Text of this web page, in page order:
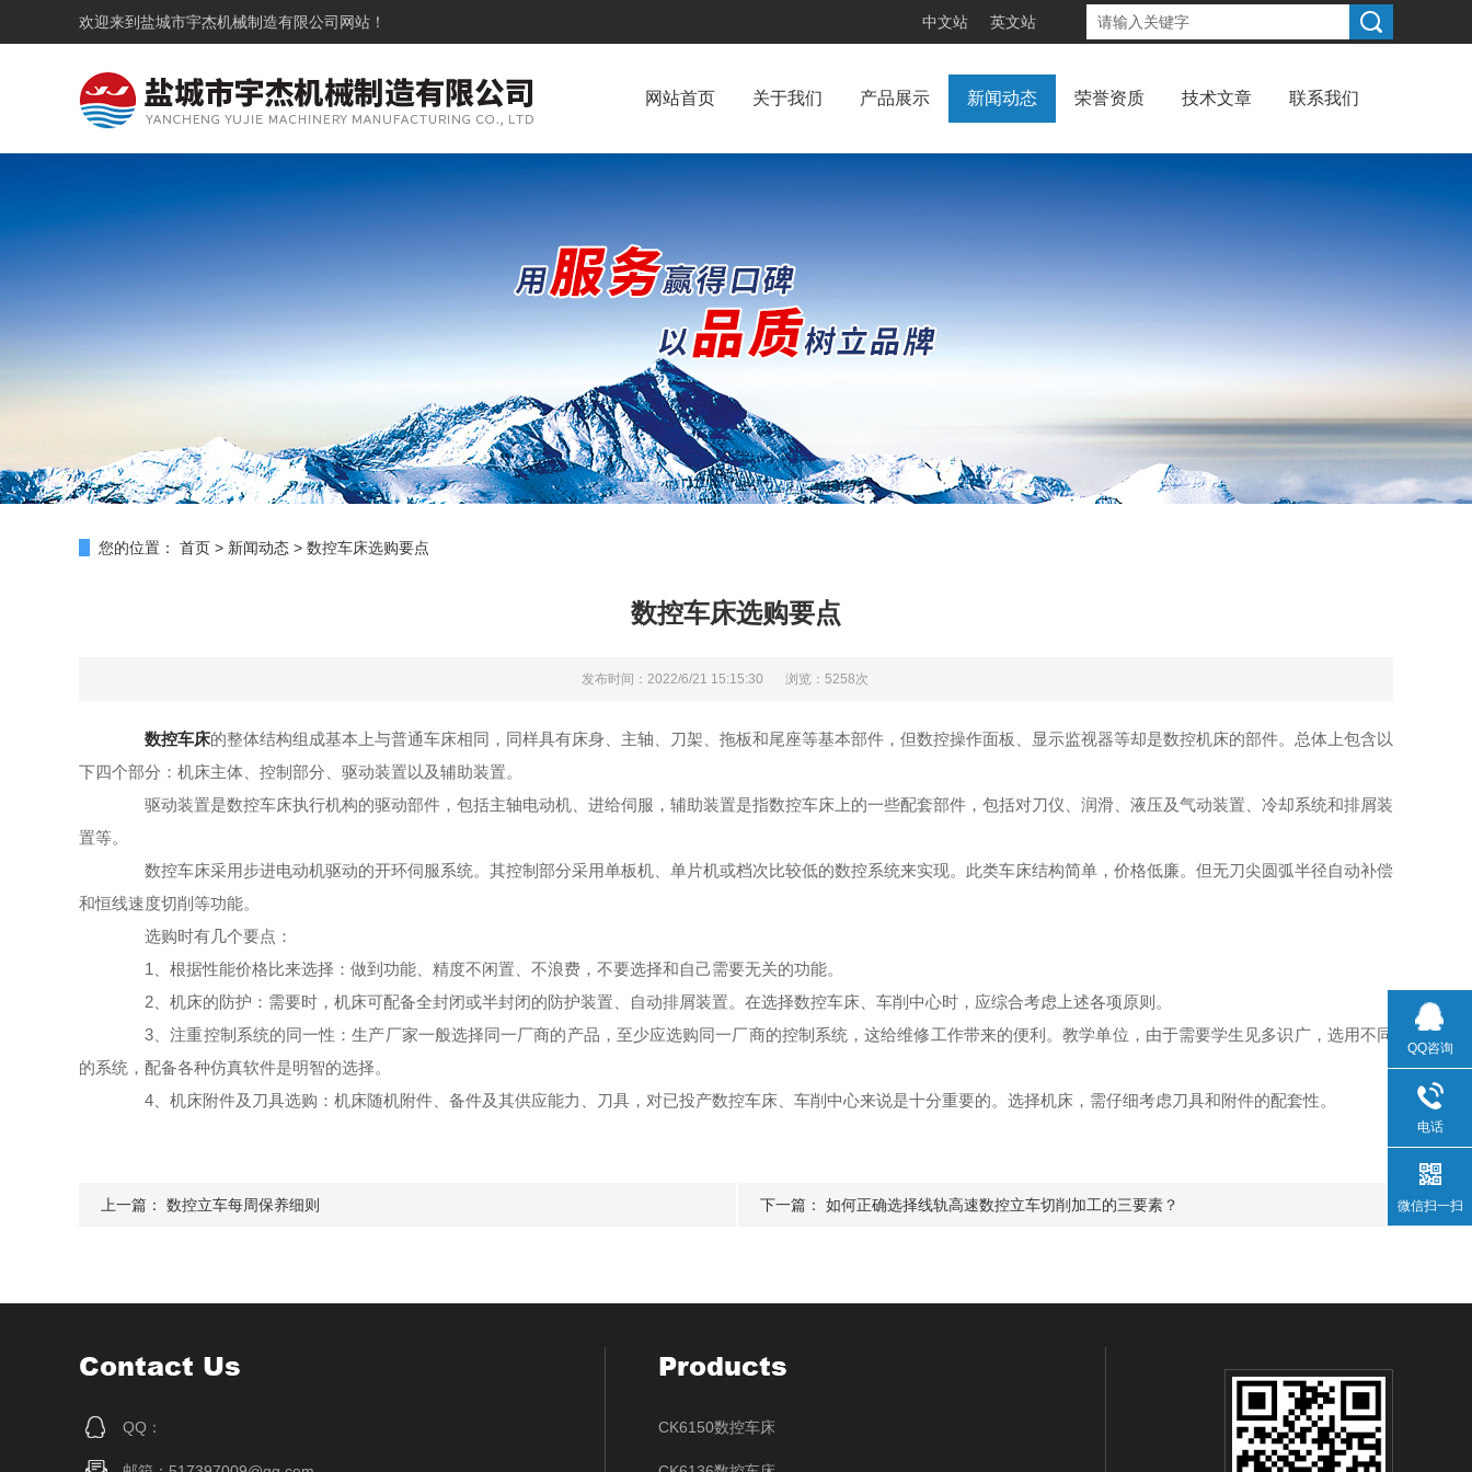
欢迎来到 盐城市宇杰机械制造有限公司 网站！ 中文站 英文站
网站首页 关于我们 产品展示 新闻动态 荣誉资质 技术文章 联系我们
您的位置： 首页 > 新闻动态 > 数控车床选购要点
数控车床选购要点
发布时间：2022/6/21 15:15:30 浏览：5258次
数控车床的整体结构组成基本上与普通车床相同，同样具有床身、主轴、刀架、拖板和尾座等基本部件，但数控操作面板、显示监视器等却是数控机床的部件。总体上包含以
下四个部分：机床主体、控制部分、驱动装置以及辅助装置。
驱动装置是数控车床执行机构的驱动部件，包括主轴电动机、进给伺服，辅助装置是指数控车床上的一些配套部件，包括对刀仪、润滑、液压及气动装置、冷却系统和排屑装
置等。
数控车床采用步进电动机驱动的开环伺服系统。其控制部分采用单板机、单片机或档次比较低的数控系统来实现。此类车床结构简单，价格低廉。但无刀尖圆弧半径自动补偿
和恒线速度切削等功能。
选购时有几个要点：
1、根据性能价格比来选择：做到功能、精度不闲置、不浪费，不要选择和自己需要无关的功能。
2、机床的防护：需要时，机床可配备全封闭或半封闭的防护装置、自动排屑装置。在选择数控车床、车削中心时，应综合考虑上述各项原则。
3、注重控制系统的同一性：生产厂家一般选择同一厂商的产品，至少应选购同一厂商的控制系统，这给维修工作带来的便利。教学单位，由于需要学生见多识广，选用不同
的系统，配备各种仿真软件是明智的选择。
4、机床附件及刀具选购：机床随机附件、备件及其供应能力、刀具，对已投产数控车床、车削中心来说是十分重要的。选择机床，需仔细考虑刀具和附件的配套性。
上一篇： 数控立车每周保养细则 下一篇： 如何正确选择线轨高速数控立车切削加工的三要素？
Contact Us
QQ：
Products
CK6150数控车床
QQ咨询
电话
微信扫一扫